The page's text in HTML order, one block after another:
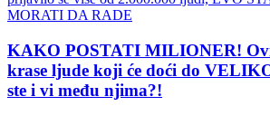
KAKO POSTATI MILIONER!
krase ljude koji će doći do
ste i vi među njima?!